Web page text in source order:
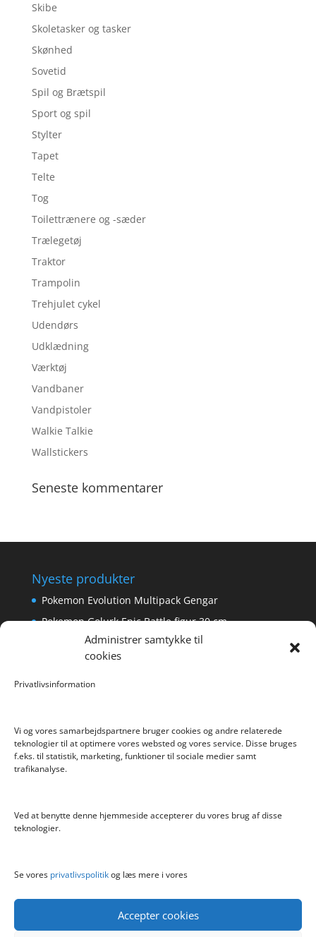
Administrer samtykke til
cookies
Privatlivsinformation
Vi og vores samarbejdspartnere bruger cookies og andre relaterede
teknologier til at optimere vores websted og vores service. Disse bruges
f.eks. til statistik, marketing, funktioner til sociale medier samt
trafikanalyse.
Ved at benytte denne hjemmeside accepterer du vores brug af disse
teknologier.
Se vores privatlivspolitikog læs mere i vores
Accepter cookies
Skibe
Skoletasker og tasker
Skønhed
Sovetid
Spil og Brætspil
Sport og spil
Stylter
Tapet
Telte
Tog
Toilettrænere og -sæder
Trælegetøj
Traktor
Trampolin
Trehjulet cykel
Udendørs
Udklædning
Værktøj
Vandbaner
Vandpistoler
Walkie Talkie
Wallstickers
Seneste kommentarer
Nyeste produkter
Pokemon Evolution Multipack Gengar
Pokemon Golurk Epic Battle figur 30 cm
Scalextric Digital -Easyfit Digital Plug
Care Bear Love-A-Lot ECO Bamse 36cm
Bratz Stylin Dukke Cloe
Info
Kontakt
Privatlivspolitik